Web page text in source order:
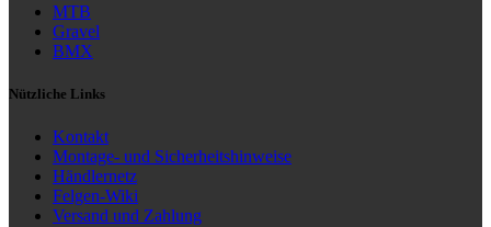
MTB
Gravel
BMX
Nützliche Links
Kontakt
Montage- und Sicherheitshinweise
Händlernetz
Felgen-Wiki
Versand und Zahlung